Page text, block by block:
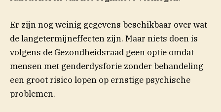
Er zijn nog weinig gegevens beschikbaar over wat
de langetermijneffecten zijn. Maar niets doen is
volgens de Gezondheidsraad geen optie omdat
mensen met genderdysforie zonder behandeling
een groot risico lopen op ernstige psychische
problemen.